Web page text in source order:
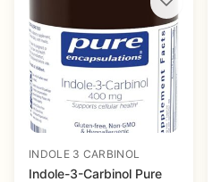
INDOLE 3 CARBINOL
Indole-3-Carbinol Pure